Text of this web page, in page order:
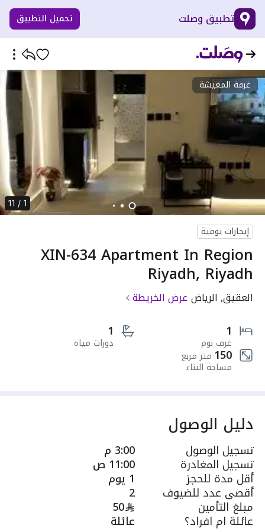
تطبيق وصلت تحميل التطبيق
غرفة المعيشة
1 / 11
إيجارات يومية
XIN-634 Apartment In Region
Riyadh, Riyadh
العقيق, الرياض عرض الخريطة
1
غرف نوم
1
دورات مياه
150 متر مربع
مساحة البناء
دليل الوصول
تسجيل الوصول 3:00 م
تسجيل المغادرة 11:00 ص
أقل مدة للحجز 1 يوم
أقصى عدد للضيوف 2
مبلغ التأمين 50
عائلة ام افراد؟ عائلة